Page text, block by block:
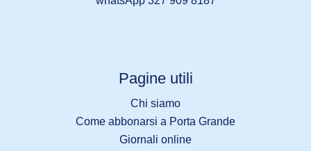
Pagine utili
Chi siamo
Come abbonarsi a Porta Grande
Giornali online